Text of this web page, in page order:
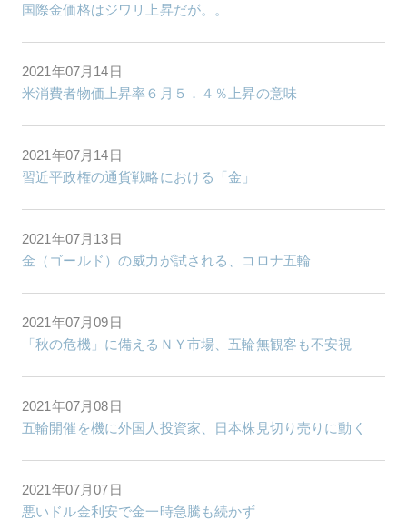
国際金価格はジワリ上昇だが。。
2021年07月14日
米消費者物価上昇率６月５．４％上昇の意味
2021年07月14日
習近平政権の通貨戦略における「金」
2021年07月13日
金（ゴールド）の威力が試される、コロナ五輪
2021年07月09日
「秋の危機」に備えるＮＹ市場、五輪無観客も不安視
2021年07月08日
五輪開催を機に外国人投資家、日本株見切り売りに動く
2021年07月07日
悪いドル金利安で金一時急騰も続かず